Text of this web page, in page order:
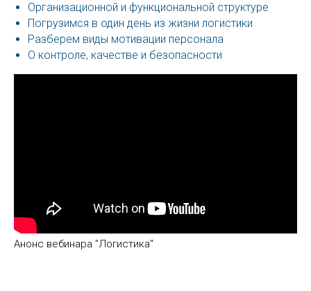
Организационной и функциональной структуре
Погрузимся в один день из жизни логистики
Разберем виды мотивации персонала
О контроле, качестве и безопасности
Анонс вебинара "Логистика"